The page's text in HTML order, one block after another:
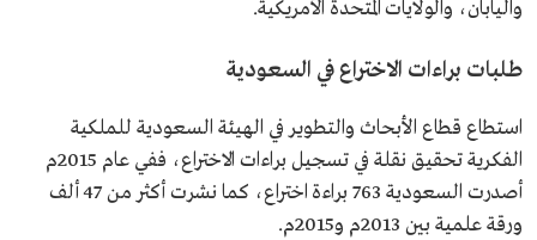
واليابان، والولايات المتحدة الأمريكية.
طلبات براءات الاختراع في السعودية
استطاع قطاع الأبحاث والتطوير في الهيئة السعودية للملكية
الفكرية تحقيق نقلة في تسجيل براءات الاختراع، ففي عام 2015م
أصدرت السعودية 763 براءة اختراع، كما نشرت أكثر من 47 ألف
ورقة علمية بين 2013م و2015م.